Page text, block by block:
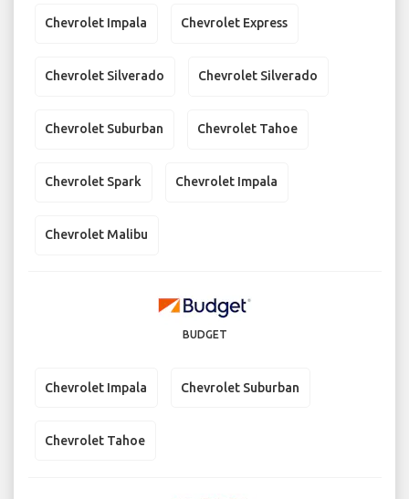
Chevrolet Impala Chevrolet Express
Chevrolet Silverado Chevrolet Silverado
Chevrolet Suburban Chevrolet Tahoe
Chevrolet Spark Chevrolet Impala
Chevrolet Malibu
BUDGET
Chevrolet Impala Chevrolet Suburban
Chevrolet Tahoe